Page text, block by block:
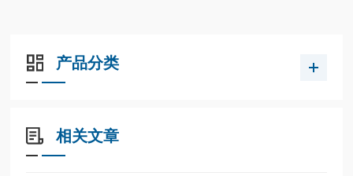
产品分类
相关文章